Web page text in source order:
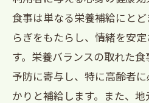
次の日への活力と
西宮市田代町のデイサ
味
田代町で特に人気
食事は単なる栄養補給にと
らぎをもたらし、情緒を安
す。栄養バランスの取れた
予防に寄与し、特に高齢者
かりと補給します。また、